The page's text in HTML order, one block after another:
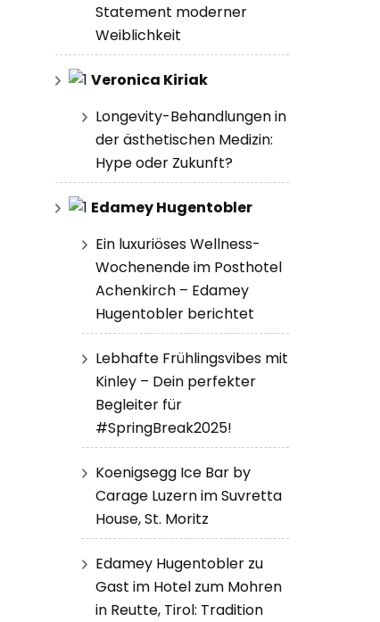
Statement moderner
Weiblichkeit
Veronica Kiriak
Longevity-Behandlungen in
der ästhetischen Medizin:
Hype oder Zukunft?
Edamey Hugentobler
Ein luxuriöses Wellness-
Wochenende im Posthotel
Achenkirch – Edamey
Hugentobler berichtet
Lebhafte Frühlingsvibes mit
Kinley – Dein perfekter
Begleiter für
#SpringBreak2025!
Koenigsegg Ice Bar by
Carage Luzern im Suvretta
House, St. Moritz
Edamey Hugentobler zu
Gast im Hotel zum Mohren
in Reutte, Tirol: Tradition